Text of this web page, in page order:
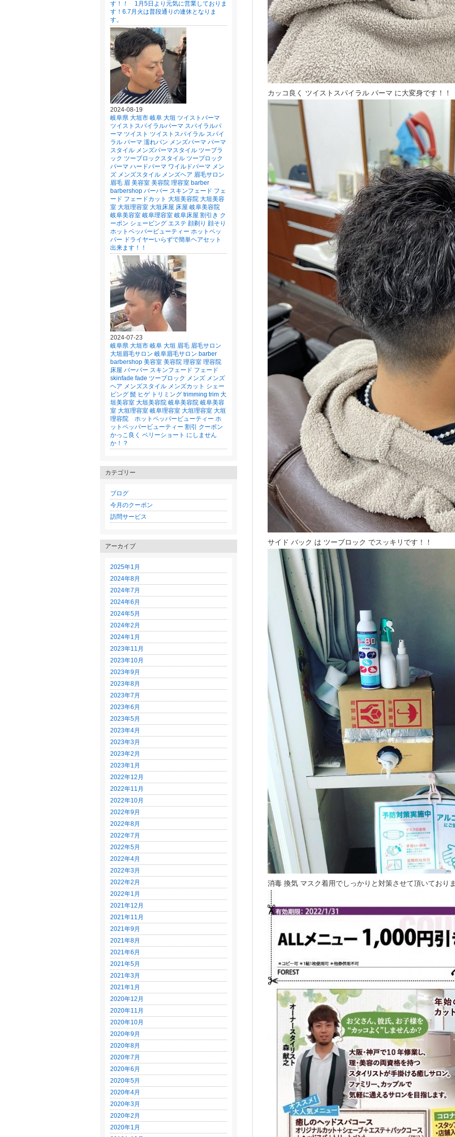
カッコ良く ツイストスパイラル パーマ に大変身です！！
サイド バック は ツーブロック でスッキリです！！
消毒 換気 マスク着用でしっかりと対策させて頂いており
す！！ 1月5日より元気に営業しておりま
す！6.7月火は普段通りの連休となりま
す。
2024-08-19
岐阜県 大垣市 岐阜 大垣 ツイストパーマ
ツイストスパイラルパーマ スパイラルパ
ーマ ツイスト ツイストスパイラル スパイ
ラル パーマ 濡れパン メンズパーマ パーマ
スタイル メンズパーマスタイル ツーブラ
ック ツーブロックスタイル ツーブロック
パーマ ハードパーマ ワイルドパーマ メン
ズ メンズスタイル メンズヘア 眉毛サロン
眉毛 眉 美容室 美容院 理容室 barber
barbershop バーバー スキンフェード フェ
ード フェードカット 大垣美容院 大垣美容
室 大垣理容室 大垣床屋 床屋 岐阜美容院
岐阜美容室 岐阜理容室 岐阜床屋 割引き ク
ーポン シェービング エステ 顔剃り 顔そり
ホットペッパービューティー ホットペッ
パー ドライヤーいらずで簡単ヘアセット
出来ます！！
2024-07-23
岐阜県 大垣市 岐阜 大垣 眉毛 眉毛サロン
大垣眉毛サロン 岐阜眉毛サロン barber
barbershop 美容室 美容院 理容室 理容院
床屋 バーバー スキンフェード フェード
skinfade fade ツーブロック メンズ メンズ
ヘア メンズスタイル メンズカット シェー
ビング 髭 ヒゲ トリミング trimming trim 大
垣美容室 大垣美容院 岐阜美容院 岐阜美容
室 大垣理容室 岐阜理容室 大垣理容室 大垣
理容院 ホットペッパービューティー ホ
ットペッパービューティー 割引 クーポン
かっこ良く ベリーショート にしません
か！？
カテゴリー
ブログ
今月のクーポン
訪問サービス
アーカイブ
2025年1月
2024年8月
2024年7月
2024年6月
2024年5月
2024年2月
2024年1月
2023年11月
2023年10月
2023年9月
2023年8月
2023年7月
2023年6月
2023年5月
2023年4月
2023年3月
2023年2月
2023年1月
2022年12月
2022年11月
2022年10月
2022年9月
2022年8月
2022年7月
2022年5月
2022年4月
2022年3月
2022年2月
2022年1月
2021年12月
2021年11月
2021年9月
2021年8月
2021年6月
2021年5月
2021年3月
2021年1月
2020年12月
2020年11月
2020年10月
2020年9月
2020年8月
2020年7月
2020年6月
2020年5月
2020年4月
2020年3月
2020年2月
2020年1月